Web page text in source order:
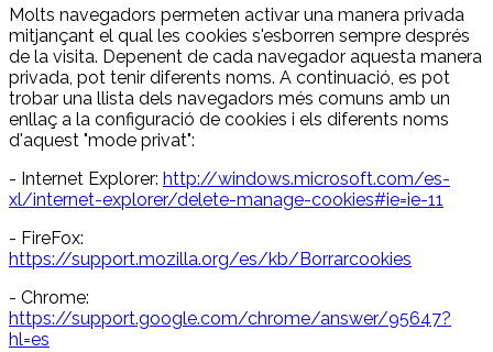
Molts navegadors permeten activar una manera privada
mitjançant el qual les cookies s'esborren sempre després
de la visita. Depenent de cada navegador aquesta manera
privada, pot tenir diferents noms. A continuació, es pot
trobar una llista dels navegadors més comuns amb un
enllaç a la configuració de cookies i els diferents noms
d'aquest "mode privat":
- Internet Explorer: http://windows.microsoft.com/es-
xl/internet-explorer/delete-manage-cookies#ie=ie-11
- FireFox:
https://support.mozilla.org/es/kb/Borrarcookies
- Chrome:
https://support.google.com/chrome/answer/95647?
hl=es